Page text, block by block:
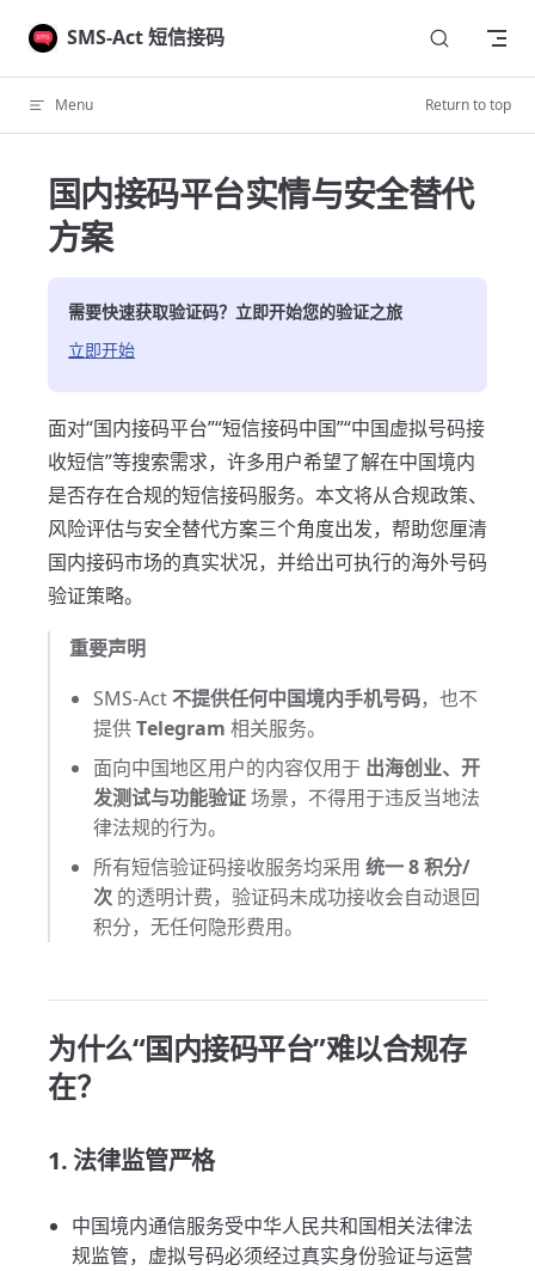
Skip to content
SMS-Act 短信接码
Menu Return to top
国内接码平台实情与安全替代
方案
需要快速获取验证码？立即开始您的验证之旅
立即开始
面对“国内接码平台”“短信接码中国”“中国虚拟号码接
收短信”等搜索需求，许多用户希望了解在中国境内
是否存在合规的短信接码服务。本文将从合规政策、
风险评估与安全替代方案三个角度出发，帮助您厘清
国内接码市场的真实状况，并给出可执行的海外号码
验证策略。
重要声明
SMS-Act 不提供任何中国境内手机号码，也不
提供Telegram 相关服务。
面向中国地区用户的内容仅用于 出海创业、开
发测试与功能验证场景，不得用于违反当地法
律法规的行为。
所有短信验证码接收服务均采用 统一 8 积分/
次 的透明计费，验证码未成功接收会自动退回
积分，无任何隐形费用。
为什么“国内接码平台”难以合规存
在？
1. 法律监管严格
中国境内通信服务受中华人民共和国相关法律法
规监管，虚拟号码必须经过真实身份验证与运营